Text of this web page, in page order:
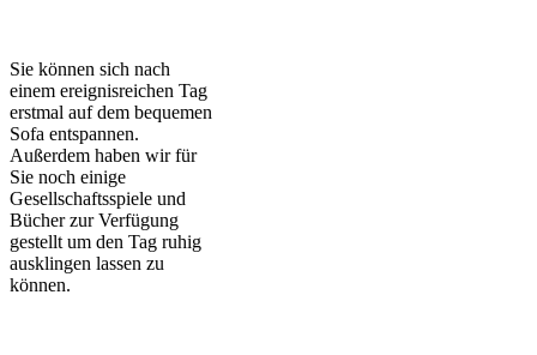
Sie können sich nach
einem ereignisreichen Tag
erstmal auf dem bequemen
Sofa entspannen.
Außerdem haben wir für
Sie noch einige
Gesellschaftsspiele und
Bücher zur Verfügung
gestellt um den Tag ruhig
ausklingen lassen zu
können.